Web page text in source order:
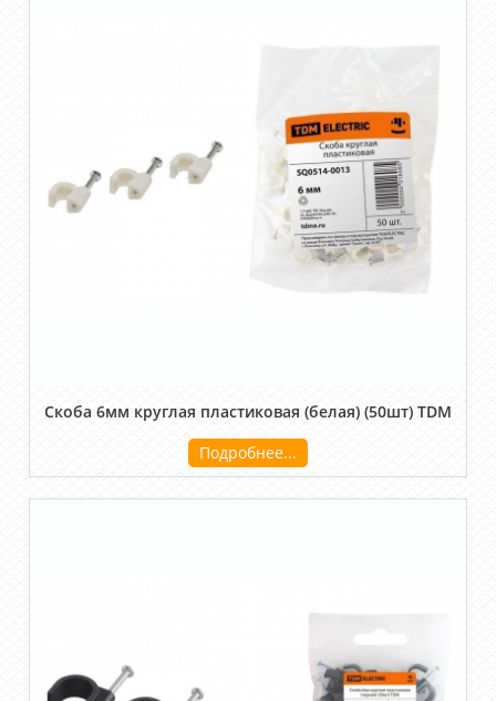
Скоба 6мм круглая пластиковая (белая) (50шт) TDM
Подробнее...